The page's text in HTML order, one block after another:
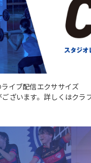
イブ配信エクササイズ
ざいます。詳しくはクラ